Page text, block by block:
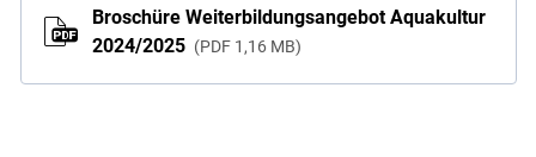
Broschüre Weiterbildungsangebot Aquakultur
2024/2025
PDF 1,16 MB